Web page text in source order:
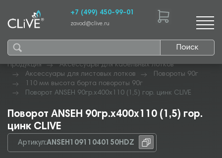
Поиск
+7 (499) 450-99-01
zavod@clive.ru
Продукция
Аксессуары для кабельных лотков
Аксессуары для листовых лотков
Повороты 90г
110 мм высота борта повороты 90г
Поворот ANSEH 90гр.х400х110 (1,5) гор. цинк CLIVE
Поворот ANSEH 90гр.х400х110 (1,5) гор.
цинк CLIVE
Артикул:ANSEH10911040150HDZ